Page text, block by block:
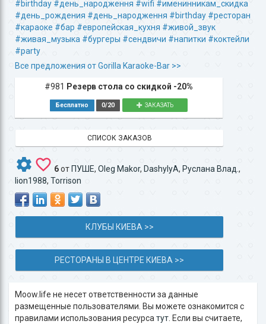
#birthday #день_народження #wifi #именинникам_скидка
#день_рождения #день_народження #birthday #ресторан
#караоке #бар #европейская_кухня #живой_звук
#живая_музыка #бургеры #сендвичи #напитки #коктейли
#party
Все предложения от Gorilla Karaoke-Bar >>
#981 Резерв стола со скидкой -20%
Бесплатно 0/20 ЗАКАЗАТЬ
СПИСОК ЗАКАЗОВ
6от ПУШЕ, Oleg Makor, DashylyA, Руслана Влад. ,
lion1988, Torrison
КЛУБЫ КИЕВА >>
РЕСТОРАНЫ В ЦЕНТРЕ КИЕВА >>
Moow.life не несет ответственности за данные
размещенные пользователями. Вы можете ознакомится с
правилами использования ресурса тут . Если вы считаете,